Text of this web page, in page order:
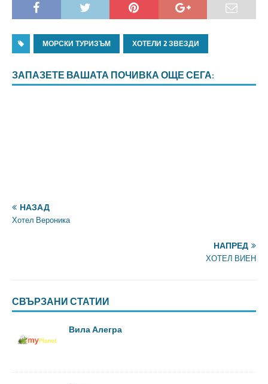
МОРСКИ ТУРИЗЪМ ХОТЕЛИ 2 ЗВЕЗДИ
ЗАПАЗЕТЕ ВАШАТА ПОЧИВКА ОЩЕ СЕГА:
НАЗАД
Хотел Вероника
НАПРЕД
ХОТЕЛ ВИЕН
СВЪРЗАНИ СТАТИИ
Вила Алегра